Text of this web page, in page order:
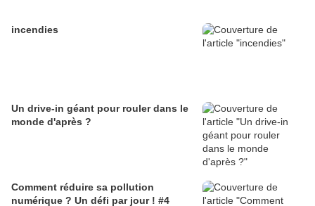
incendies
Un drive-in géant pour rouler dans le
monde d'après ?
Comment réduire sa pollution
numérique ? Un défi par jour ! #4